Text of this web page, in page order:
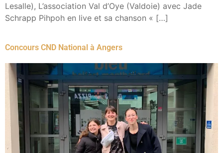
Lesalle), L’association Val d’Oye (Valdoie) avec Jade
Schrapp Pihpoh en live et sa chanson « […]
Concours CND National à Angers